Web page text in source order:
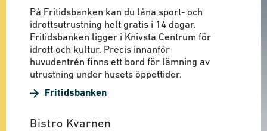
På Fritidsbanken kan du låna sport- och
idrottsutrustning helt gratis i 14 dagar.
Fritidsbanken ligger i Knivsta Centrum för
idrott och kultur. Precis innanför
huvudentrén finns ett bord för lämning av
utrustning under husets öppettider.
Fritidsbanken
Bistro Kvarnen